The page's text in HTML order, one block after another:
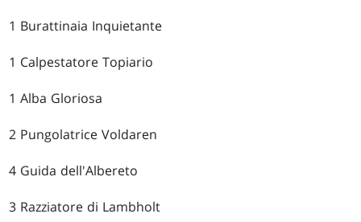
1 Burattinaia Inquietante
1 Calpestatore Topiario
1 Alba Gloriosa
2 Pungolatrice Voldaren
4 Guida dell'Albereto
3 Razziatore di Lambholt